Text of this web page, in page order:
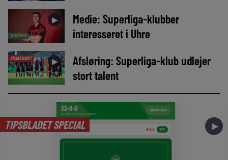
NYHEDER
►
Medie: Superliga-klubber
interesseret i Uhre
EKSKLUSIVT ►
Afsløring: Superliga-klub udlejer
stort talent
TIPSBLADET SPECIAL ►